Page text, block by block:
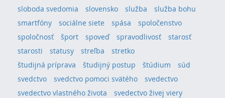
sloboda svedomia
slovensko služba
služba bohu
smartfóny
sociálne siete spása
spoločenstvo
spoločnosť
šport spoveď spravodlivosť
starosť
starosti
statusy streľba
stretko
študijná príprava
študijný postup štúdium
súd
svedctvo
svedctvo pomoci svätého
svedectvo
svedectvo vlastného života
svedectvo živej viery